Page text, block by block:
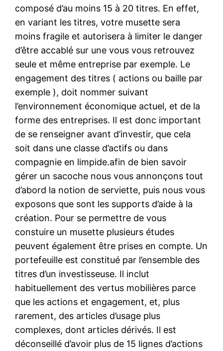
composé d’au moins 15 à 20 titres. En effet,
en variant les titres, votre musette sera
moins fragile et autorisera à limiter le danger
d’être accablé sur une vous vous retrouvez
seule et même entreprise par exemple. Le
engagement des titres ( actions ou baille par
exemple ), doit nommer suivant
l’environnement économique actuel, et de la
forme des entreprises. Il est donc important
de se renseigner avant d’investir, que cela
soit dans une classe d’actifs ou dans
compagnie en limpide.afin de bien savoir
gérer un sacoche nous vous annonçons tout
d’abord la notion de serviette, puis nous vous
exposons que sont les supports d’aide à la
création. Pour se permettre de vous
constuire un musette plusieurs études
peuvent également être prises en compte. Un
portefeuille est constitué par l’ensemble des
titres d’un investisseuse. Il inclut
habituellement des vertus mobilières parce
que les actions et engagement, et, plus
rarement, des articles d’usage plus
complexes, dont articles dérivés. Il est
déconseillé d’avoir plus de 15 lignes d’actions